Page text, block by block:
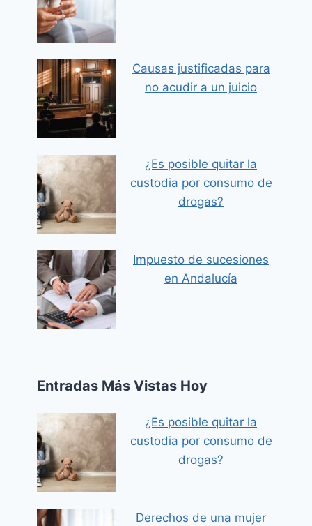
4.8
(5)
Causas justificadas para
no acudir a un juicio
¿Es posible quitar la
custodia por consumo de
drogas?
Impuesto de sucesiones
en Andalucía
Entradas Más Vistas Hoy
¿Es posible quitar la
custodia por consumo de
drogas?
Derechos de una mujer